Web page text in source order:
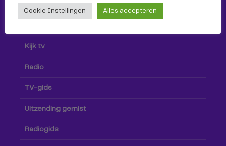
Kijk tv
Radio
TV-gids
Uitzending gemist
Radiogids
Cookie Instellingen Alles accepteren